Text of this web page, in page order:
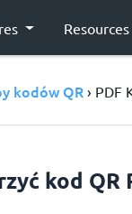
Resources
kodów QR› PDF
kod QR